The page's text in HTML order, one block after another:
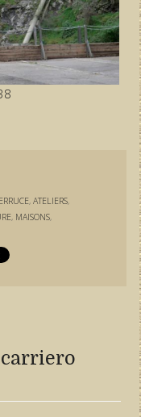
,ATELIERS,
, MAISONS,